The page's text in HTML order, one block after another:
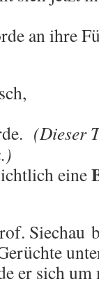
an ihre
(Dieser
eine
Siechau
er sich um